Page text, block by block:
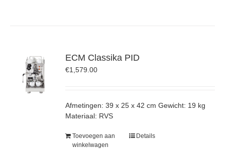
ECM Classika PID
€1,579.00
Afmetingen: 39 x 25 x 42 cm Gewicht: 19 kg
Materiaal: RVS
Toevoegen aan
winkelwagen
Details